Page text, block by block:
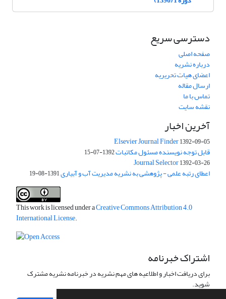
دسترسی سریع
صفحه اصلی
درباره نشریه
اعضای هیات تحریریه
ارسال مقاله
تماس با ما
نقشه سایت
آخرین اخبار
Elsevier Journal Finder1392-09-05
قابل توجه نویسنده مسئول مکاتبات1392-07-15
Journal Selector1392-03-26
اعطای رتبه علمی - پژوهشی به نشریه مدیریت آب و آبیاری1391-08-19
This work is licensed under aCreative Commons Attribution 4.0
International License.
اشتراک خبرنامه
برای دریافت اخبار و اطلاعیه های مهم نشریه در خبرنامه نشریه مشترک
شوید.